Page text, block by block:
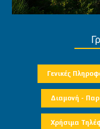
Γενικές
Διαμονή -
Χρήσιμα